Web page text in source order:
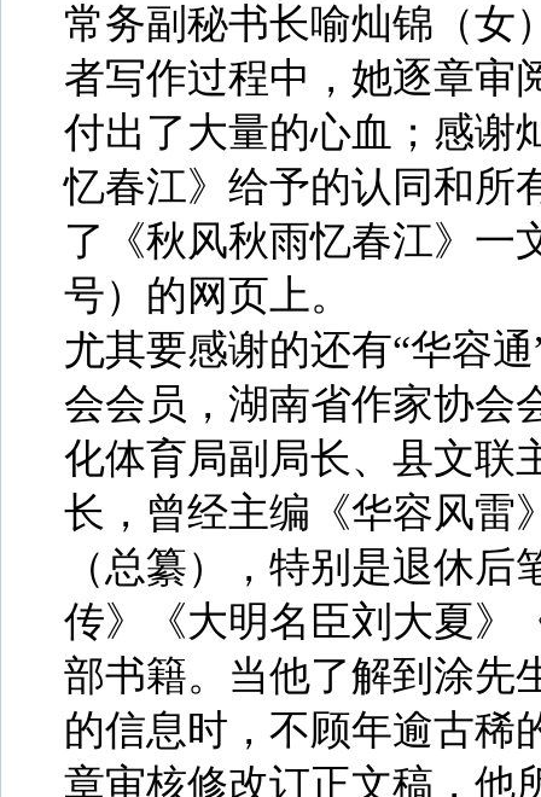
常务副秘书长喻灿锦（女
者写作过程中，她逐章审
付出了大量的心血；感谢
忆春江》给予的认同和所
了《秋风秋雨忆春江》一
号）的网页上。
尤其要感谢的还有“华容
会会员，湖南省作家协会
化体育局副局长、县文联
长，曾经主编《华容风雷
（总纂），特别是退休
传》《大明名臣刘大夏》
部书籍。当他了解到涂先
的信息时，不顾年逾古稀
章审核修改订正文稿，他